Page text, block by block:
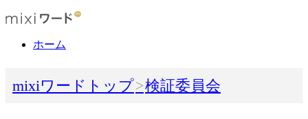
ホーム
mixiワードトップ 検証委員会